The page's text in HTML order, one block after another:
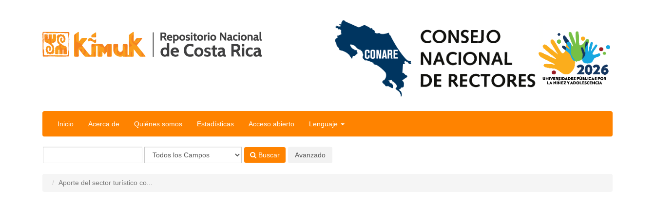
Inicio Acerca de Quiénes somos Estadísticas Acceso abierto Lenguaje
Buscar Avanzado
Aporte del sector turístico co...